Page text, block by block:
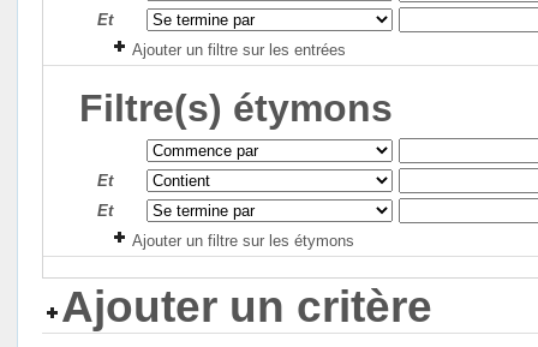
Et
Ajouter un filtre sur les entrées
Filtre(s) étymons
Et
Et
Ajouter un filtre sur les étymons
Ajouter un critère